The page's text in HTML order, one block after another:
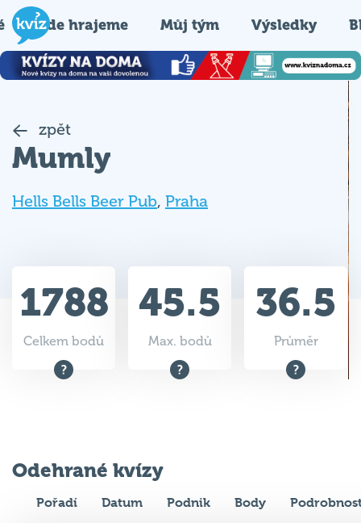
Kde hrajeme Můj tým Výsledky
zpět
Mumly
Hells Bells Beer Pub, Praha
1788
Celkem bodů
45.5
Max. bodů
36.5
Průměr
Odehrané kvízy
Pořadí Datum Podnik Body